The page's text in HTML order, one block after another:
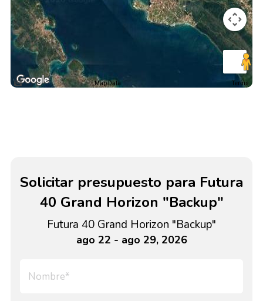
Map Data Terms
Solicitar presupuesto para Futura
40 Grand Horizon "Backup"
Futura 40 Grand Horizon "Backup"
ago 22 - ago 29, 2026